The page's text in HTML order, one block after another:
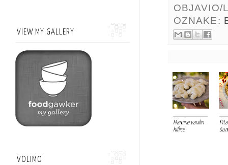
OBJAVIO/
OZNAKE:
Mamine vanilin
kiflice
VIEW MY GALLERY
VOLIMO